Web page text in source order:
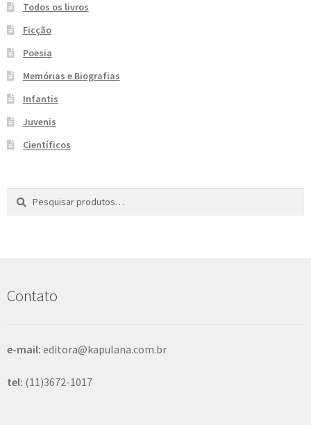
Todos os livros
Ficção
Poesia
Memórias e Biografias
Infantis
Juvenis
Científicos
Pesquisar
a
Contato
e-mail: editora@kapulana.com.br
tel: (11)3672-1017